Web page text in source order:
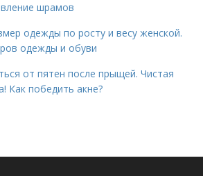
шрамов
одежды по росту и весу женской.
одежды и обуви
от пятен после прыщей. Чистая
Как победить акне?